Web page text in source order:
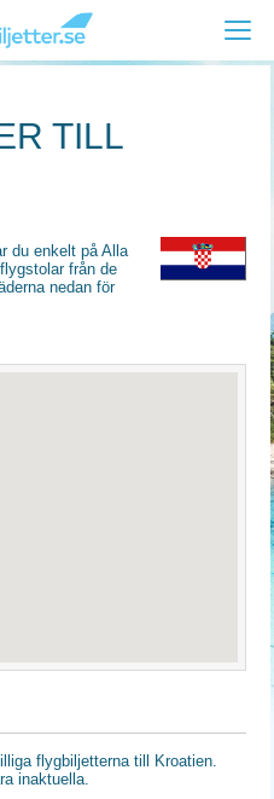
TILL
du enkelt på Alla
från de
nedan för
flygbiljetterna till Kroatien.
inaktuella.